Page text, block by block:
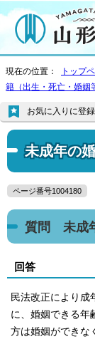
現在の位置： トップ
籍（出生・死亡・婚姻
未成年の
お気に入りに登
ページ番号1004180
質問 未成
回答
民法改正により成
に、婚姻できる年
方は婚姻ができな